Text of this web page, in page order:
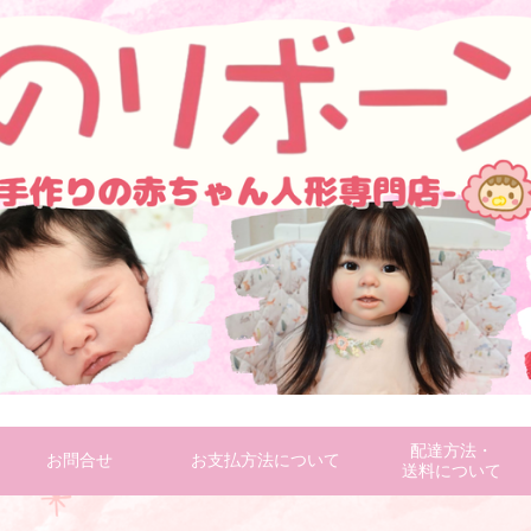
お問合せ お支払方法について
配達方法・
送料について